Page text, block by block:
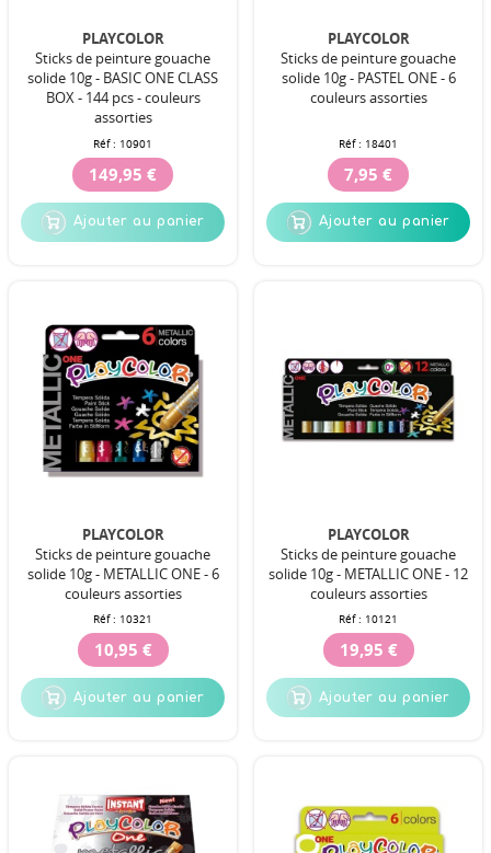
PLAYCOLOR
Sticks de peinture gouache
solide 10g - BASIC ONE CLASS
BOX - 144 pcs - couleurs
assorties
Réf : 10901
149,95 €
Ajouter au panier
PLAYCOLOR
Sticks de peinture gouache
solide 10g - PASTEL ONE - 6
couleurs assorties
Réf : 18401
7,95 €
Ajouter au panier
PLAYCOLOR
Sticks de peinture gouache
solide 10g - METALLIC ONE - 6
couleurs assorties
Réf : 10321
10,95 €
Ajouter au panier
PLAYCOLOR
Sticks de peinture gouache
solide 10g - METALLIC ONE - 12
couleurs assorties
Réf : 10121
19,95 €
Ajouter au panier